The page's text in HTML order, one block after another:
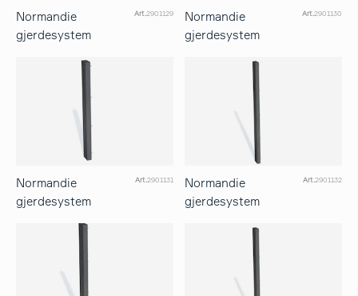
Normandie
gjerdesystem
Art.2901129
Normandie
gjerdesystem
Art.2901130
Normandie
gjerdesystem
Art.2901131
Normandie
gjerdesystem
Art.2901132